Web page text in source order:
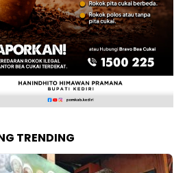
TRENDING